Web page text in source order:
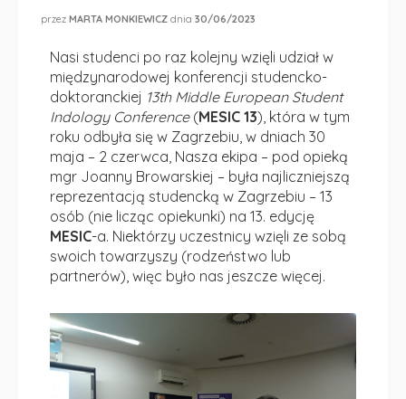
przez MARTA MONKIEWICZ dnia 30/06/2023
Nasi studenci po raz kolejny wzięli udział w
międzynarodowej konferencji studencko-
doktoranckiej 13th Middle European Student
Indology Conference(MESIC 13), która w tym
roku odbyła się w Zagrzebiu, w dniach 30
maja – 2 czerwca, Nasza ekipa – pod opieką
mgr Joanny Browarskiej – była najliczniejszą
reprezentacją studencką w Zagrzebiu – 13
osób (nie licząc opiekunki) na 13. edycję
MESIC-a. Niektórzy uczestnicy wzięli ze sobą
swoich towarzyszy (rodzeństwo lub
partnerów), więc było nas jeszcze więcej.